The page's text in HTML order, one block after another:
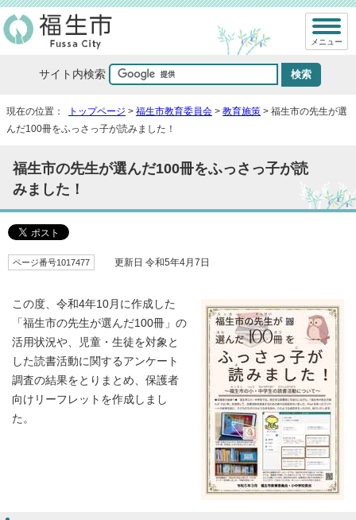
サイト内検索
メニュー
現在の位置： トップページ > 福生市教育委員会 > 教育施策 > 福生市の先生が選
んだ100冊をふっさっ子が読みました！
福生市の先生が選んだ100冊をふっさっ子が読
みました！
ページ番号1017477 更新日 令和5年4月7日
この度、令和4年10月に作成した
「福生市の先生が選んだ100冊」の
活用状況や、児童・生徒を対象と
した読書活動に関するアンケート
調査の結果をとりまとめ、保護者
向けリーフレットを作成しまし
た。